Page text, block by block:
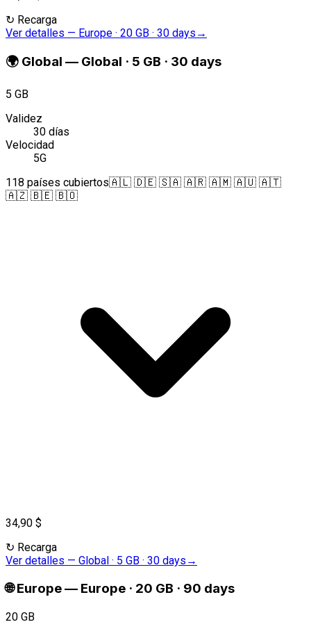
↻ Recarga
Ver detalles — Europe · 20 GB · 30 days →
🌍 Global — Global · 5 GB · 30 days
5 GB
Validez
30 días
Velocidad
5G
118 países cubiertos🇦🇱 🇩🇪 🇸🇦 🇦🇷 🇦🇲 🇦🇺 🇦🇹
🇦🇿 🇧🇪 🇧🇴
34,90 $
↻ Recarga
Ver detalles — Global · 5 GB · 30 days →
🌐 Europe— Europe · 20 GB · 90 days
20 GB